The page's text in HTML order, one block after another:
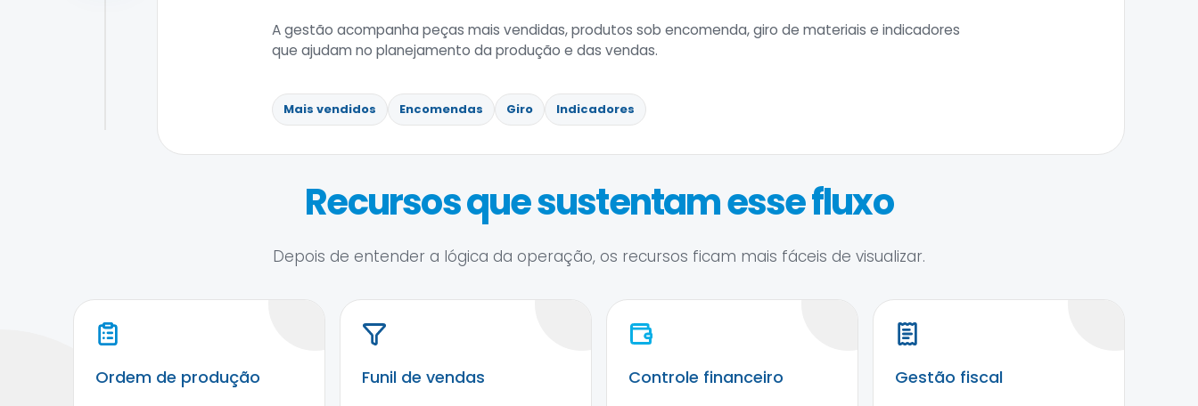
A gestão acompanha peças mais vendidas, produtos sob encomenda, giro de materiais e indicadores
que ajudam no planejamento da produção e das vendas.
Mais vendidos Encomendas Giro Indicadores
Recursos que sustentam esse fluxo
Depois de entender a lógica da operação, os recursos ficam mais fáceis de visualizar.
Ordem de produção Funil de vendas Controle financeiro Gestão fiscal